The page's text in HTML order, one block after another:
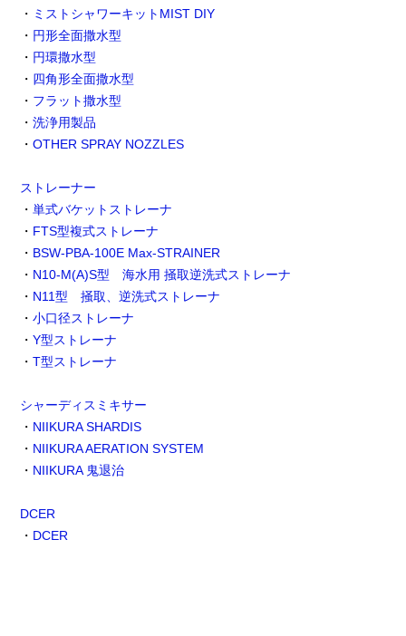
・ ミストシャワーキットMIST DIY
・ 円形全面撒水型
・ 円環撒水型
・ 四角形全面撒水型
・ フラット撒水型
・洗浄用製品
・OTHER SPRAY NOZZLES
ストレーナー
・単式バケットストレーナ
・ FTS型複式ストレーナ
・ BSW-PBA-100E Max-STRAINER
・ N10-M(A)S型 海水用 掻取逆洗式ストレーナ
・ N11型 掻取、逆洗式ストレーナ
・小口径ストレーナ
・Y型ストレーナ
・T型ストレーナ
シャーディスミキサー
・ NIIKURA SHARDIS
・ NIIKURA AERATION SYSTEM
・ NIIKURA 鬼退治
DCER
・ DCER